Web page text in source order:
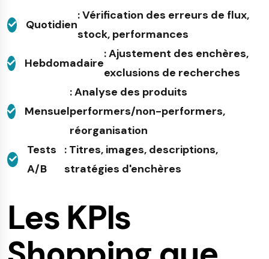
Quotidien
: Vérification des erreurs de flux,
stock, performances
Hebdomadaire
: Ajustement des enchères,
exclusions de recherches
Mensuel
: Analyse des produits
performers/non-performers,
réorganisation
Tests
A/B
: Titres, images, descriptions,
stratégies d'enchères
Les KPIs